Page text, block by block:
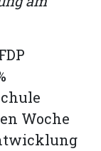
Woche